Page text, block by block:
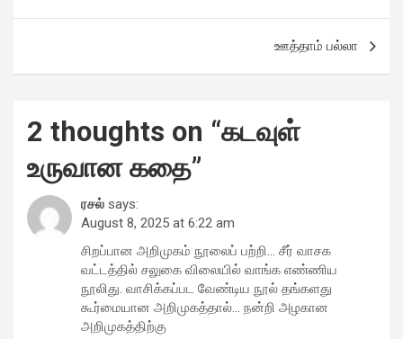
ஊத்தாம் பல்லா
2 thoughts on “கடவுள்
உருவான கதை”
ரசல் says:
August 8, 2025 at 6:22 am
சிறப்பான அறிமுகம் நூலைப் பற்றி… சீர் வாசக
வட்டத்தில் சலுகை விலையில் வாங்க எண்ணிய
நூலிது. வாசிக்கப்பட வேண்டிய நூல் தங்களது
கூர்மையான அறிமுகத்தால்… நன்றி அழகான
அறிமுகத்திற்கு